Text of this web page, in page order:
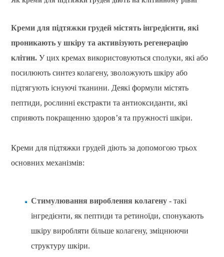
Креми для підтяжки грудей містять інгредієнти, які
проникають у шкіру та активізують регенерацію
клітин. У цих кремах використовуються сполуки, які або
посилюють синтез колагену, зволожують шкіру або
підтягують існуючі тканини. Деякі формули містять
пептиди, рослинні екстракти та антиоксиданти, які
сприяють покращенню здоров’я та пружності шкіри.
Креми для підтяжки грудей діють за допомогою трьох
основних механізмів:
Стимулювання вироблення колагену - такі
інгредієнти, як пептиди та ретиноїди, спонукають
шкіру виробляти більше колагену, зміцнюючи
структуру шкіри.